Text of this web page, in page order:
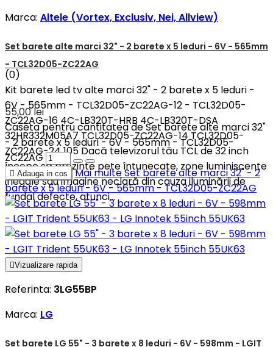
Marca: Altele (Vortex, Exclusiv, Nei, Allview)
Set barete alte marci 32" - 2 barete x 5 leduri - 6V - 565mm
- TCL32D05-ZC22AG
(0)
Kit barete led tv alte marci 32" - 2 barete x 5 leduri -
6V - 565mm - TCL32D05-ZC22AG-12 - TCL32D05-
ZC22AG-16 4C-LB320T-HRB 4C-LB320T-DSA
32HR332M05A7 TCL32D05-ZC22AG-14 TCL32D05-
ZC22AG-24 105 Dacă televizorul tău TCL de 32 inch
începe să prezinte pete întunecate, zone luminiscente
inegale sau imagine neclară din cauza iluminării de
fundal defecte, atunci...
55,00 lei
Caseta pentru cantitatea de Set barete alte marci 32"
- 2 barete x 5 leduri - 6V - 565mm - TCL32D05-
ZC22AG
 Adauga in cos Mai multeSet barete alte marci 32" - 2
barete x 5 leduri - 6V - 565mm - TCL32D05-ZC22AG
Vizualizare rapida
Referinta: 3LG55BP
Marca: LG
Set barete LG 55" - 3 barete x 8 leduri - 6V - 598mm - LGIT